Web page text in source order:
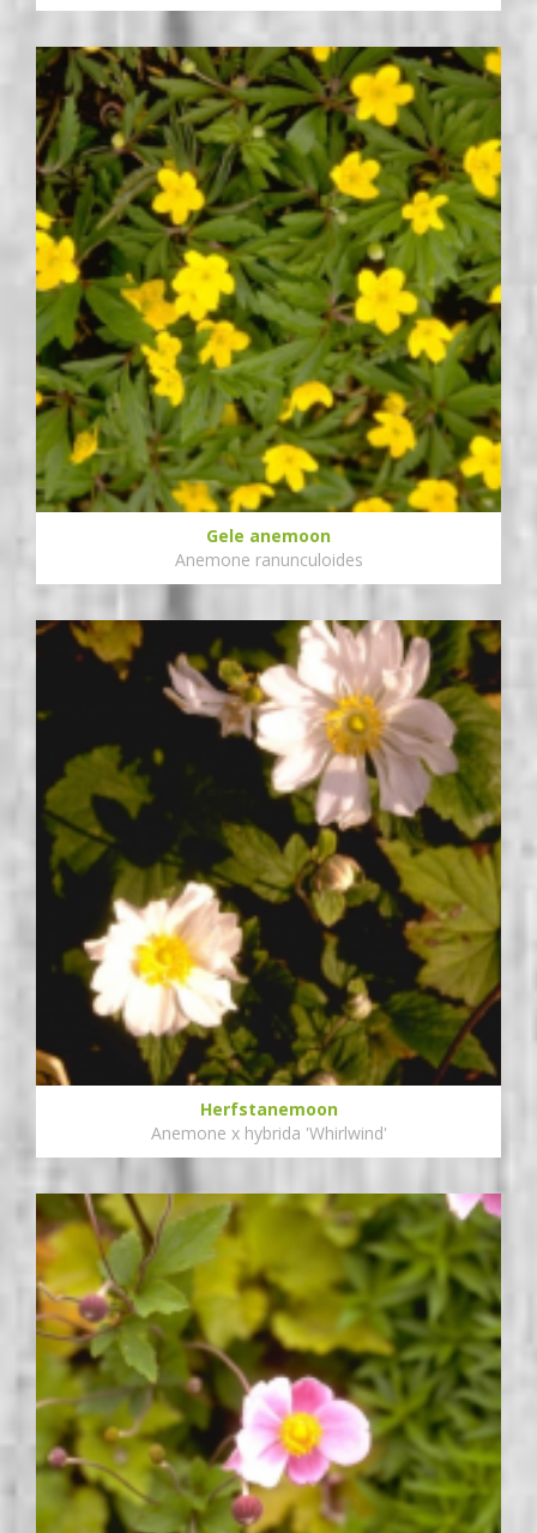
Gele anemoon
Anemone ranunculoides
Herfstanemoon
Anemone x hybrida 'Whirlwind'